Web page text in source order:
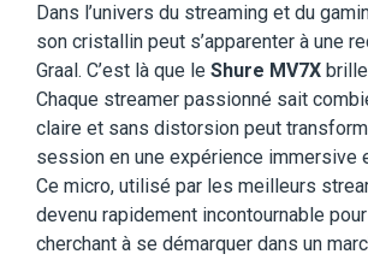
Dans l’univers du streaming et du
son cristallin peut s’apparenter à une
Graal. C’est là que le Shure MV7X
Chaque streamer passionné sait
claire et sans distorsion peut
session en une expérience immersive
Ce micro, utilisé par les meilleurs
devenu rapidement incontournable
cherchant à se démarquer dans un